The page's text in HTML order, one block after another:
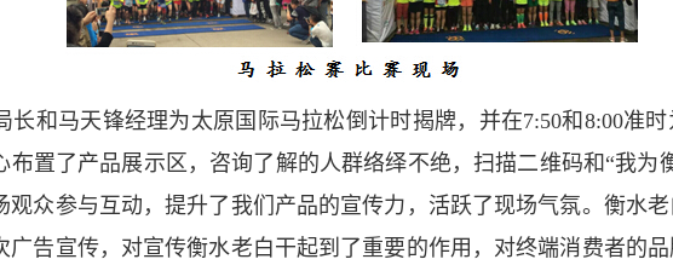
长和马天锋经理为太原国际马拉松倒计时揭牌，并在7:50和8:00准
布置了产品展示区，咨询了解的人群络绎不绝，扫描二维码和“我为
观众参与互动，提升了我们产品的宣传力，活跃了现场气氛。衡水
广告宣传，对宣传衡水老白干起到了重要的作用，对终端消费者的